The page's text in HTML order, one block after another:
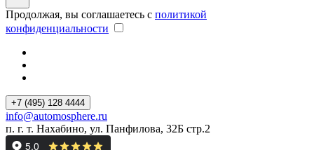
Продолжая, вы соглашаетесь с политикой
конфиденциальности
+7 (495) 128 4444
info@automosphere.ru
п. г. т. Нахабино, ул. Панфилова, 32Б стр.2